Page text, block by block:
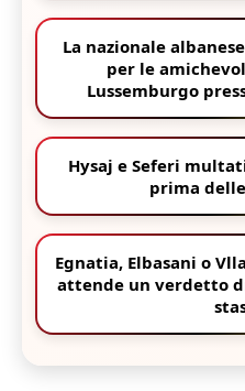
La nazionale
per le
Lussemburgo
Hysaj e Seferi
prima
Egnatia, Elbasani o
attende un verdetto